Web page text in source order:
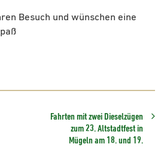
Besuch und wünschen eine
Fahrten mit zwei Dieselzügen
zum 23. Altstadtfest in
Mügeln am 18. und 19.